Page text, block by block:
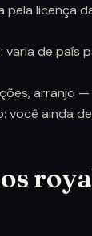
licença
de país
arranjo
você ainda